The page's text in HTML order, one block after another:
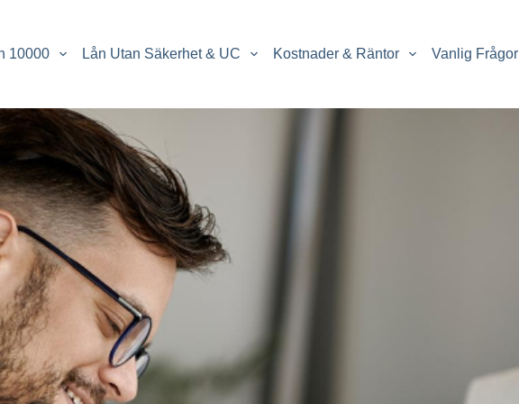
10000 Lån Utan Säkerhet & UC Kostnader & Räntor Vanlig Frågor